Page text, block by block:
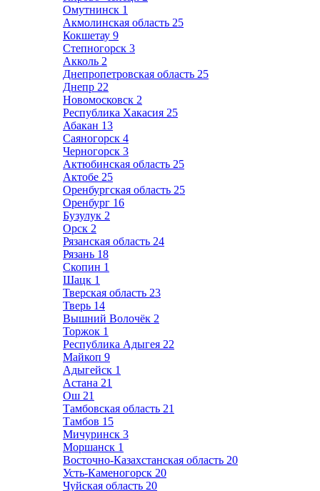
Омутнинск 1
Акмолинская область 25
Кокшетау 9
Степногорск 3
Акколь 2
Днепропетровская область 25
Днепр 22
Новомосковск 2
Республика Хакасия 25
Абакан 13
Саяногорск 4
Черногорск 3
Актюбинская область 25
Актобе 25
Оренбургская область 25
Оренбург 16
Бузулук 2
Орск 2
Рязанская область 24
Рязань 18
Скопин 1
Шацк 1
Тверская область 23
Тверь 14
Вышний Волочёк 2
Торжок 1
Республика Адыгея 22
Майкоп 9
Адыгейск 1
Астана 21
Ош 21
Тамбовская область 21
Тамбов 15
Мичуринск 3
Моршанск 1
Восточно-Казахстанская область 20
Усть-Каменогорск 20
Чуйская область 20